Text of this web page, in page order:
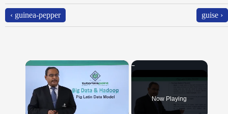
‹ guinea-pepper guise ›
×
Now Playing